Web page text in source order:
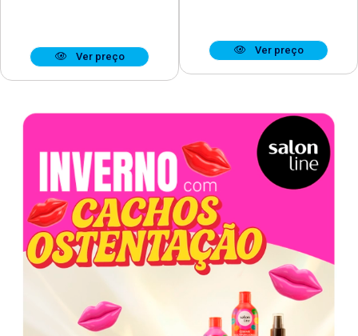
Ver preço
Ver preço